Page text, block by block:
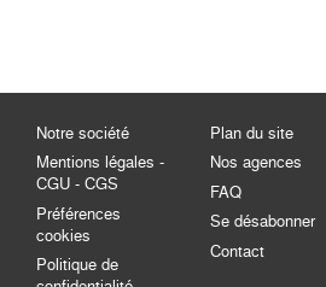
Notre société
Mentions légales -
CGU - CGS
Préférences
cookies
Politique de
Plan du site
Nos agences
FAQ
Se désabonner
Contact